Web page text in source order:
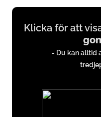
Display
content
gonintendo.com
Klicka för att
- Du kan alltid